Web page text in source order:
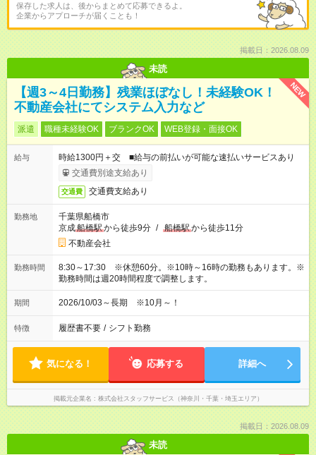
保存した求人は、後からまとめて応募できるよ。
企業からアプローチが届くことも！
掲載日：2026.08.09
未読
NEW
【週3～4日勤務】残業ほぼなし！未経験OK！
不動産会社にてシステム入力など
派遣 職種未経験OK ブランクOK WEB登録・面接OK
給与
時給1300円＋交 ■給与の前払いが可能な速払いサービスあり
交通費別途支給あり
交通費 交通費支給あり
勤務地
千葉県船橋市
京成船橋駅から徒歩9分 / 船橋駅から徒歩11分
不動産会社
勤務時間
8:30～17:30 ※休憩60分。※10時～16時の勤務もあります。※
勤務時間は週20時間程度で調整します。
期間 2026/10/03～長期 ※10月～！
特徴 履歴書不要 / シフト勤務
気になる！ 応募する 詳細へ
掲載元企業名 株式会社スタッフサービス（神奈川・千葉・埼玉エリア）
掲載日：2026.08.09
未読